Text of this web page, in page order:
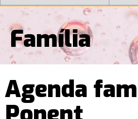
Família
Agenda